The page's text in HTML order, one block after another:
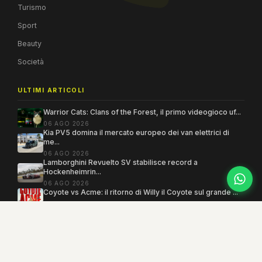
Turismo
Sport
Beauty
Società
ULTIMI ARTICOLI
Warrior Cats: Clans of the Forest, il primo videogioco uf...
06 AGO 2026
Kia PV5 domina il mercato europeo dei van elettrici di
me...
06 AGO 2026
Lamborghini Revuelto SV stabilisce record a
Hockenheimrin...
06 AGO 2026
Coyote vs Acme: il ritorno di Willy il Coyote sul grande ...
06 AGO 2026